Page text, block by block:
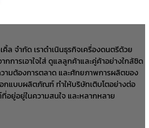
ล จำกัด เราดำเนินธุรกิจเครื่องดนตรีด้วย
กการเอาใจใส่ ดูแลลูกค้าและคู่ค้าอย่างใกล้ชิด
วามต้องการตลาด และศักยภาพการผลิตของ
กแบบผลิตภัณฑ์ ทำให้บริษัทเติบโตอย่างต่อ
อยู่อยู่ในความสนใจ และหลากหลาย